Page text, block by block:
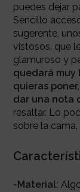
puedes dejar
Sencillo
sugerente,
vistosos, que
glamuroso y
quedará muy
quieras
dar una nota
resaltar. Lo
sobre la
-Material: